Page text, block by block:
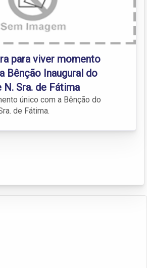
para viver momento
Bênção Inaugural do
Sra. de Fátima
único com a Bênção do
de Fátima.